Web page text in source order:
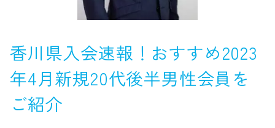
香川県入会速報！おすすめ2023
年4月新規20代後半男性会員を
ご紹介